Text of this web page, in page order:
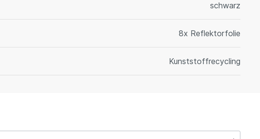
schwarz
8x Reflektorfolie
Kunststoffrecycling